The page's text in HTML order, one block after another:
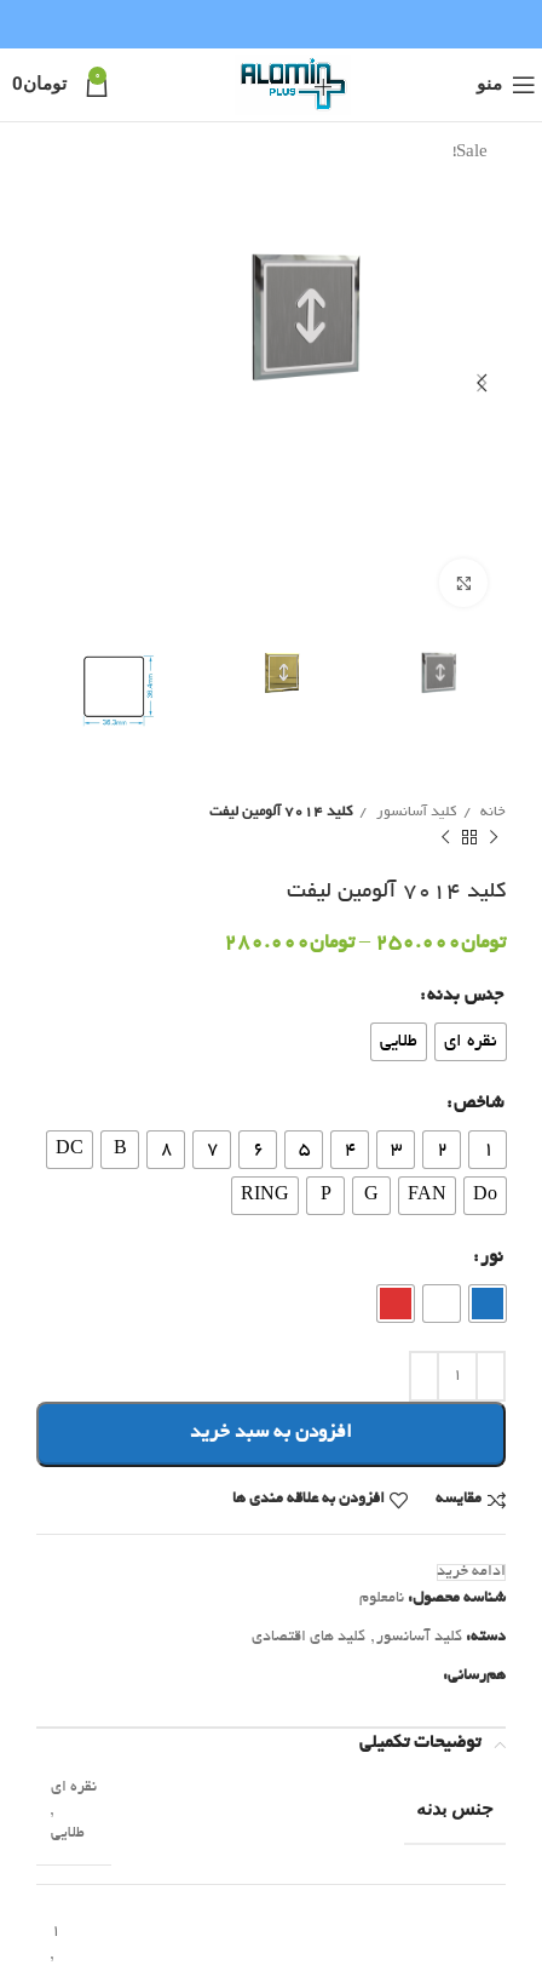
منو 0 تومان0
Sale!
خانه کلید آسانسور کلید 7014 آلومین لیفت
کلید 7014 آلومین لیفت
تومان250.000
–تومان280.000
جنس بدنه
نقره ای طلایی
شاخص
1
2
3
4
5
6
7
8
B
DC
Do
FAN
G
P
RING
نور
افزودن به سبد خرید
مقایسه افزودن به علاقه مندی ها
ادامه خرید
شناسه محصول: نامعلوم
دسته: کلید آسانسور, کلید های اقتصادی
هم‌رسانی:
توضیحات تکمیلی
جنس بدنه
نقره ای
,
طلایی
1
,